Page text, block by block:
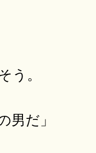
。
だ」